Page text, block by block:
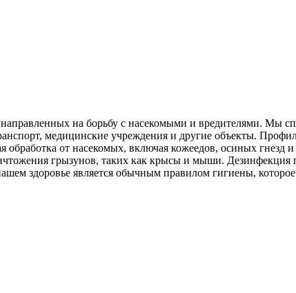
на борьбу с насекомыми и вредителями. Мы
, медицинские учреждения и другие объекты.
обработка от насекомых, включая кожеедов, осиных
грызунов, таких как крысы и мыши.
здоровье является обычным правилом гигиены,